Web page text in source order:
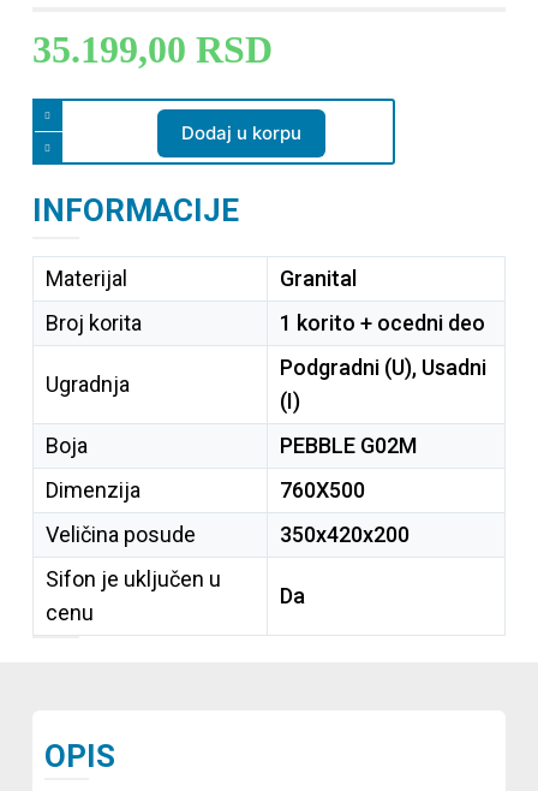
35.199,00 RSD
Dodaj u korpu
INFORMACIJE
Materijal
Granital
Broj korita
1 korito + ocedni deo
Ugradnja
Podgradni (U), Usadni
(I)
Boja
PEBBLE G02M
Dimenzija
760X500
Veličina posude
350x420x200
Sifon je uključen u
cenu
Da
OPIS